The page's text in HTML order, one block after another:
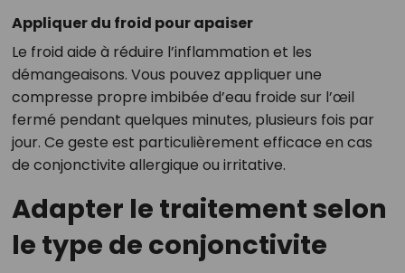
Appliquer du froid pour apaiser
Le froid aide à réduire l’inflammation et les
démangeaisons. Vous pouvez appliquer une
compresse propre imbibée d’eau froide sur l’œil
fermé pendant quelques minutes, plusieurs fois par
jour. Ce geste est particulièrement efficace en cas
de conjonctivite allergique ou irritative.
Adapter le traitement selon
le type de conjonctivite